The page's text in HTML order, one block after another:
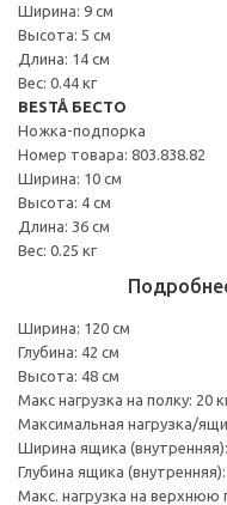
Ширина: 9 см
Высота: 5 см
Длина: 14 см
Вес: 0.44 кг
BESTÅ БЕСТО
Ножка-подпорка
Номер товара: 803.838.82
Ширина: 10 см
Высота: 4 см
Длина: 36 см
Вес: 0.25 кг
Ширина: 120 см
Глубина: 42 см
Высота: 48 см
Макс нагрузка на полку: 20
Максимальная нагрузка/
Ширина ящика
Глубина ящика
Макс. нагрузка на верхнюю